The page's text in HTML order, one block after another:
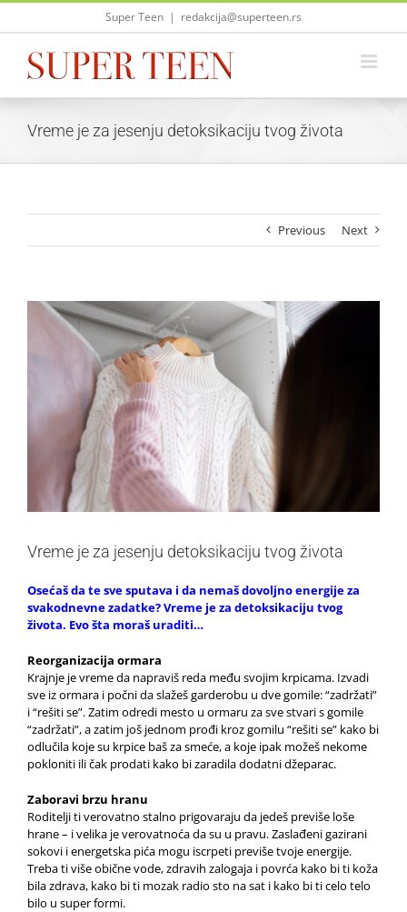
Skip
Super Teen | redakcija@superteen.rs
Vreme je za jesenju detoksikaciju tvog života
Previous Next
View
Vreme je za jesenju detoksikaciju tvog života
Osećaš da te sve sputava i da nemaš dovoljno energije za
svakodnevne zadatke? Vreme je za detoksikaciju tvog
života. Evo šta moraš uraditi…
Reorganizacija ormara
Krajnje je vreme da napraviš reda među svojim krpicama. Izvadi
sve iz ormara i počni da slažeš garderobu u dve gomile: “zadržati”
i “rešiti se”. Zatim odredi mesto u ormaru za sve stvari s gomile
“zadržati”, a zatim još jednom prođi kroz gomilu “rešiti se” kako bi
odlučila koje su krpice baš za smeće, a koje ipak možeš nekome
pokloniti ili čak prodati kako bi zaradila dodatni džeparac.
Zaboravi brzu hranu
Roditelji ti verovatno stalno prigovaraju da jedeš previše loše
hrane – i velika je verovatnoća da su u pravu. Zaslađeni gazirani
sokovi i energetska pića mogu iscrpeti previše tvoje energije.
Treba ti više obične vode, zdravih zalogaja i povrća kako bi ti koža
bila zdrava, kako bi ti mozak radio sto na sat i kako bi ti celo telo
bilo u super formi.